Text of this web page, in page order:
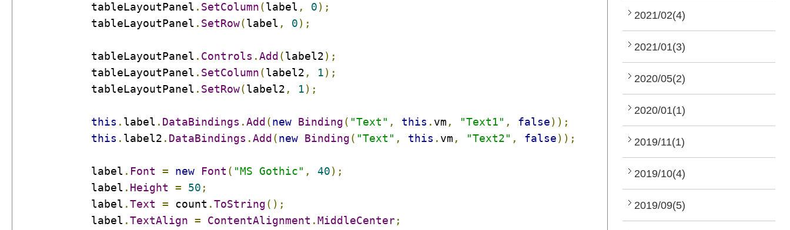
tableLayoutPanel . SetColumn(label , 0);
tableLayoutPanel . SetRow(label , 0);
tableLayoutPanel . Controls .Add (label2);
tableLayoutPanel . SetColumn(label2 , 1);
tableLayoutPanel . SetRow(label2 , 1);
this . label . DataBindings .Add (new Binding( "Text" , this . vm , "Text1" , false));
this . label2 . DataBindings .Add (new Binding( "Text" , this . vm , "Text2" , false));
label . Font = new Font ( "MS Gothic" , 40);
label . Height = 50 ;
label .Text = count .ToString();
label .TextAlign = ContentAlignment .MiddleCenter;
2021/02(4)
2021/01(3)
2020/05(2)
2020/01(1)
2019/11(1)
2019/10(4)
2019/09(5)